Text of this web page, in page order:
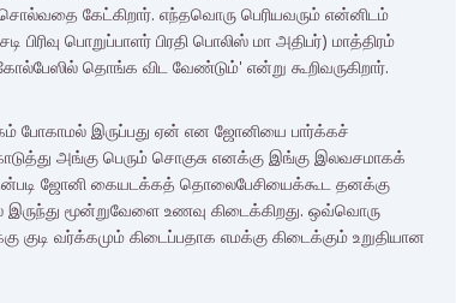
கேட்கிறார். எந்தவொரு பெரியவரும் என்னிடம்
பொறுப்பாளர் பிரதி பொலிஸ் மா அதிபர்) மாத்திரம்
தொங்க விட வேண்டும்' என்று கூறிவருகிறார்.
போகாமல் இருப்பது ஏன் என ஜோனியை பார்க்கச்
அங்கு பெரும் சொகுசு எனக்கு இங்கு இலவசமாகக்
ஜோனி கையடக்கத் தொலைபேசியைக்கூட தனக்கு
இருந்து மூன்றுவேளை உணவு கிடைக்கிறது. ஒவ்வொரு
குடி வர்க்கமும் கிடைப்பதாக எமக்கு கிடைக்கும் உறுதியான